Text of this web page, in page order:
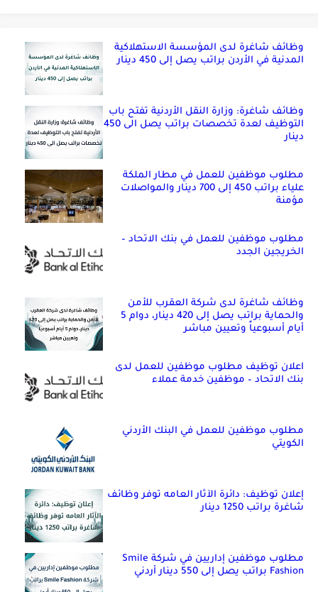
وظائف شاغرة لدى المؤسسة الاستهلاكية
المدنية في الأردن براتب يصل إلى 450 دينار
وظائف شاغرة: وزارة النقل الأردنية تفتح باب
التوظيف لعدة تخصصات براتب يصل الى 450
دينار
مطلوب موظفين للعمل في مطار الملكة
علياء براتب 450 إلى 700 دينار والمواصلات
مؤمنة
مطلوب موظفين للعمل في بنك الاتحاد –
الخريجين الجدد
وظائف شاغرة لدى شركة العقرب للأمن
والحماية براتب يصل إلى 420 دينار، دوام 5
أيام أسبوعياً وتعيين مباشر
اعلان توظيف مطلوب موظفين للعمل لدى
بنك الاتحاد – موظفين خدمة عملاء
مطلوب موظفين للعمل في البنك الأردني
الكويتي
إعلان توظيف: دائرة الآثار العامه توفر وظائف
شاغرة براتب 1250 دينار
مطلوب موظفين إداريين في شركة Smile
Fashion براتب يصل إلى 550 دينار أردني